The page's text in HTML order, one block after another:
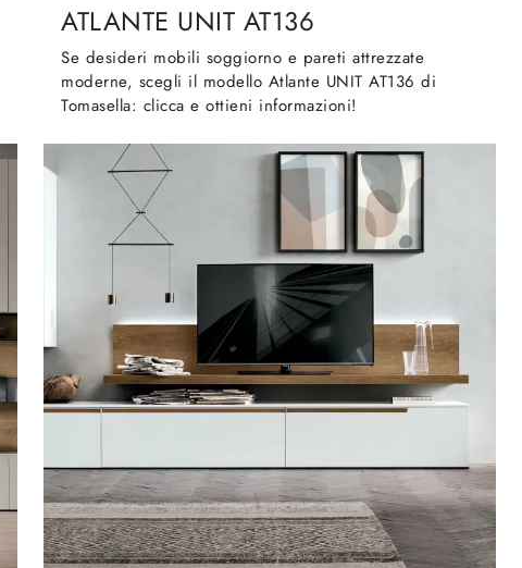
ATLANTE UNIT AT136
Se desideri mobili soggiorno e pareti attrezzate
moderne, scegli il modello Atlante UNIT AT136 di
Tomasella: clicca e ottieni informazioni!